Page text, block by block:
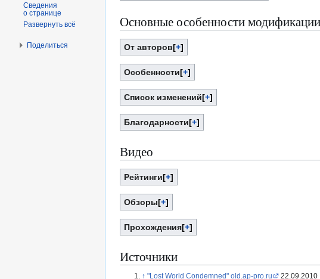
Основные особенности модификации
+
От авторов
+
Особенности
+
Список изменений
+
Благодарности
Видео
+
Рейтинги
+
Обзоры
+
Прохождения
Источники
↑ "Lost World Condemned" old.ap-pro.ru 22.09.2010
Сведения
о странице
Развернуть всё
Поделиться